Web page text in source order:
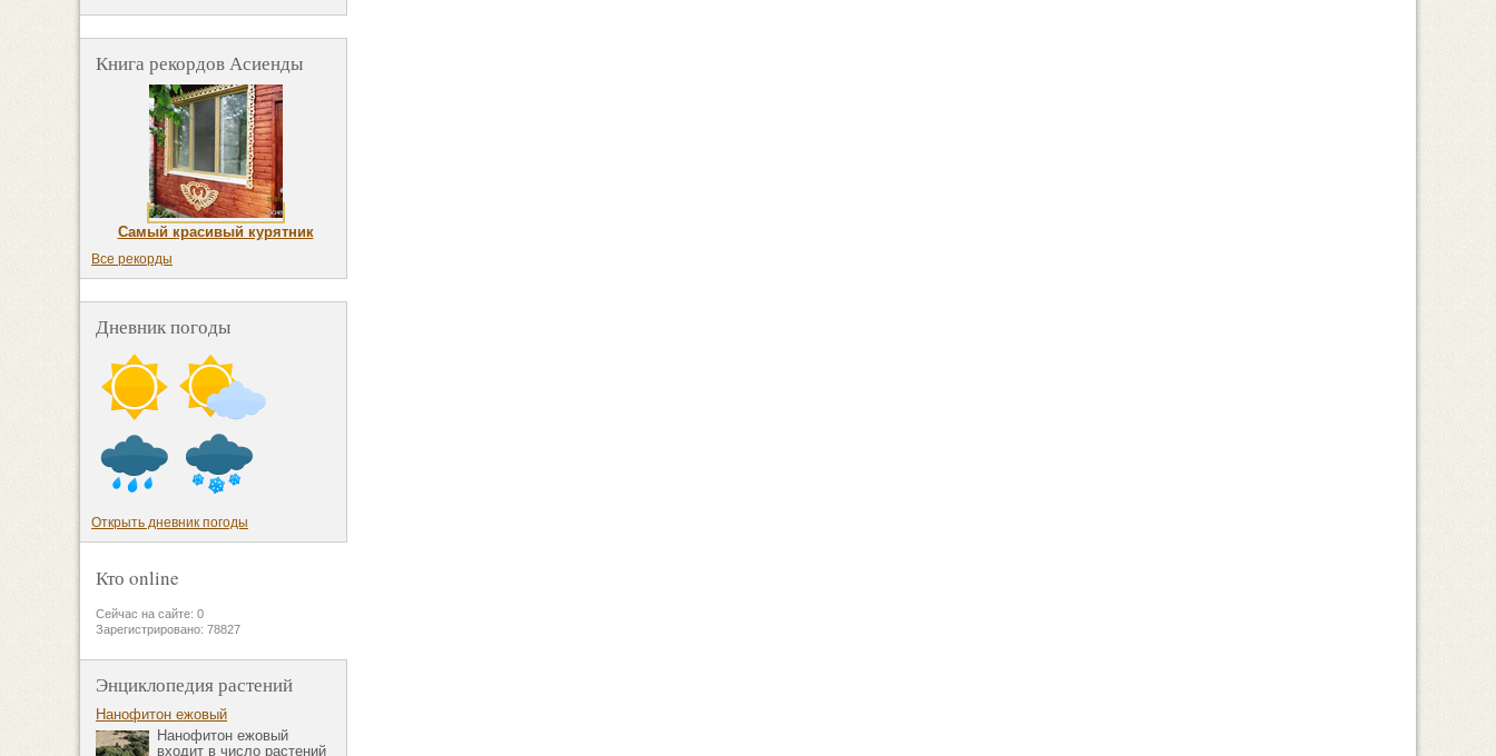
Книга рекордов Асиенды
Самый красивый курятник
Все рекорды
Дневник погоды
Открыть дневник погоды
Кто online
Сейчас на сайте: 0
Зарегистрировано: 78827
Энциклопедия растений
Нанофитон ежовый
Нанофитон ежовый
входит в число растений